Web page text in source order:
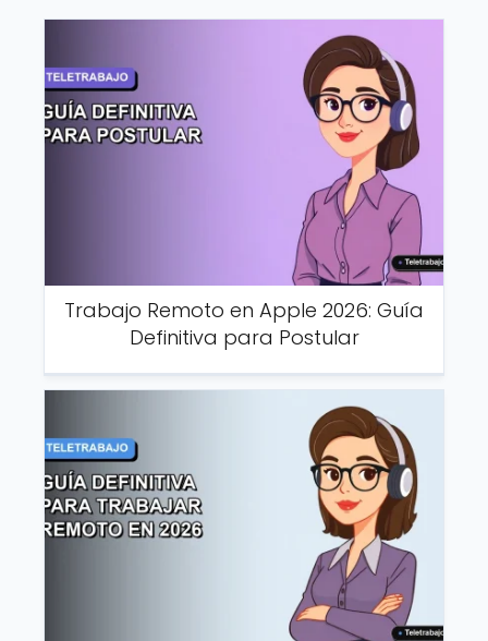
Trabajo Remoto en Apple 2026: Guía
Definitiva para Postular